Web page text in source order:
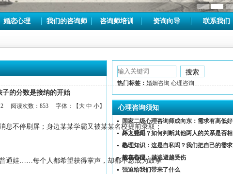
婚恋心理 我们的咨询师 咨询师培训 资询向导 联系我们
热门标签： 婚姻咨询 心理咨询
心理咨询须知
国家二级心理咨询师成向东：需求有高低好
坏之分吗？
外人视角，如何判断其他两人的关系是否相
熟
心理知识：这是自私吗？我们把自己的需求
放在首位。
鸵鸟心理：越逃避越受伤
强迫给我们带来了什么
子的分数是接纳的开始
阅读次数： 853 字体：【 大 中 小】
不停刷屏；身边某某学霸又被某某名校提前录取；
通娃……每个人都希望获得掌声，却都不愿成为鼓掌